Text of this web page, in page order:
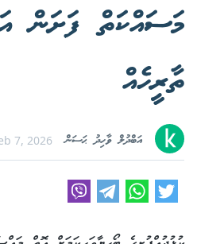
މަސައްކަތް ފަށަން
ތާރީހެއް
އަބްދުލް ވާހިދު ޙަސަން 7, 2026